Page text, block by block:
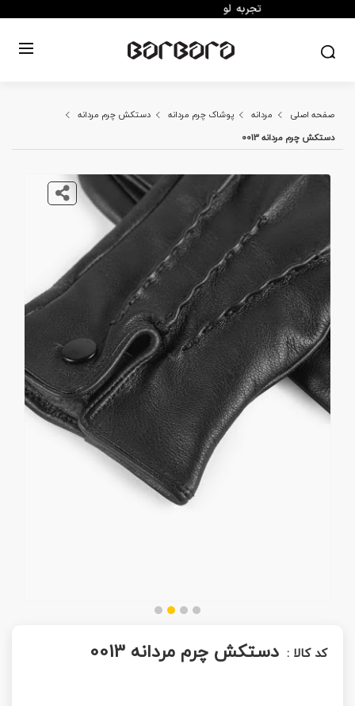
صفحه اصلی مردانه پوشاک چرم مردانه
دستکش چرم مردانه
دستکش چرم مردانه 0013
کد کالا : دستکش چرم مردانه 0013